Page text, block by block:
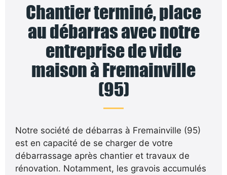
Chantier terminé, place
au débarras avec notre
entreprise de vide
maison à Fremainville
(95)
Notre société de débarras à Fremainville (95)
est en capacité de se charger de votre
débarrassage après chantier et travaux de
rénovation. Notamment, les gravois accumulés